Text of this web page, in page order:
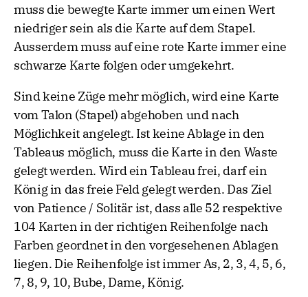
muss die bewegte Karte immer um einen Wert
niedriger sein als die Karte auf dem Stapel.
Ausserdem muss auf eine rote Karte immer eine
schwarze Karte folgen oder umgekehrt.
Sind keine Züge mehr möglich, wird eine Karte
vom Talon (Stapel) abgehoben und nach
Möglichkeit angelegt. Ist keine Ablage in den
Tableaus möglich, muss die Karte in den Waste
gelegt werden. Wird ein Tableau frei, darf ein
König in das freie Feld gelegt werden. Das Ziel
von Patience / Solitär ist, dass alle 52 respektive
104 Karten in der richtigen Reihenfolge nach
Farben geordnet in den vorgesehenen Ablagen
liegen. Die Reihenfolge ist immer As, 2, 3, 4, 5, 6,
7, 8, 9, 10, Bube, Dame, König.